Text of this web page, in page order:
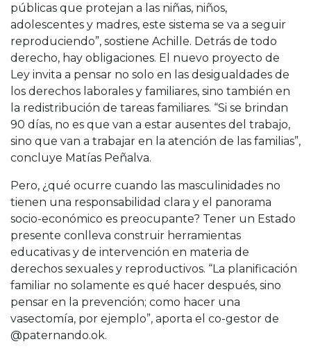
públicas que protejan a las niñas, niños,
adolescentes y madres, este sistema se va a seguir
reproduciendo”, sostiene Achille. Detrás de todo
derecho, hay obligaciones. El nuevo proyecto de
Ley invita a pensar no solo en las desigualdades de
los derechos laborales y familiares, sino también en
la redistribución de tareas familiares. “Si se brindan
90 días, no es que van a estar ausentes del trabajo,
sino que van a trabajar en la atención de las familias”,
concluye Matías Peñalva.
Pero, ¿qué ocurre cuando las masculinidades no
tienen una responsabilidad clara y el panorama
socio-económico es preocupante? Tener un Estado
presente conlleva construir herramientas
educativas y de intervención en materia de
derechos sexuales y reproductivos. “La planificación
familiar no solamente es qué hacer después, sino
pensar en la prevención; como hacer una
vasectomía, por ejemplo”, aporta el co-gestor de
@paternando.ok.